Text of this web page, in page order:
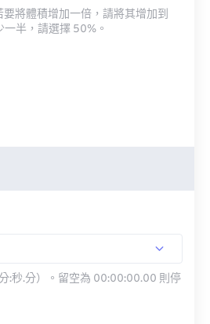
將體積增加一倍，請將其增加到
半，請選擇 50%。
:秒.分）。留空為 00:00:00.00 則停